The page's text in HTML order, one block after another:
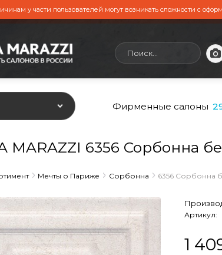
у части пользователей могут возникать сложности с
Фирменные салоны
MARAZZI 6356 Сорбонна
Мечты о Париже Сорбонна 6356 Сорбонна
Артикул:
1